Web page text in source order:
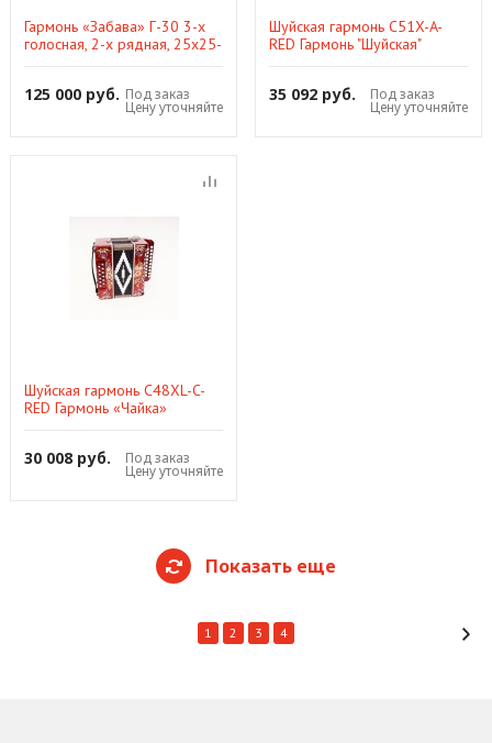
Гармонь «Забава» Г-30 3-х
голосная, 2-х рядная, 25х25-
125 000 руб. Под заказ
Цену уточняйте
Шуйская гармонь C51X-A-
RED Гармонь "Шуйская"
35 092 руб. Под заказ
Цену уточняйте
Шуйская гармонь C48XL-C-
RED Гармонь «Чайка»
30 008 руб. Под заказ
Цену уточняйте
Показать еще
1 2 3 4